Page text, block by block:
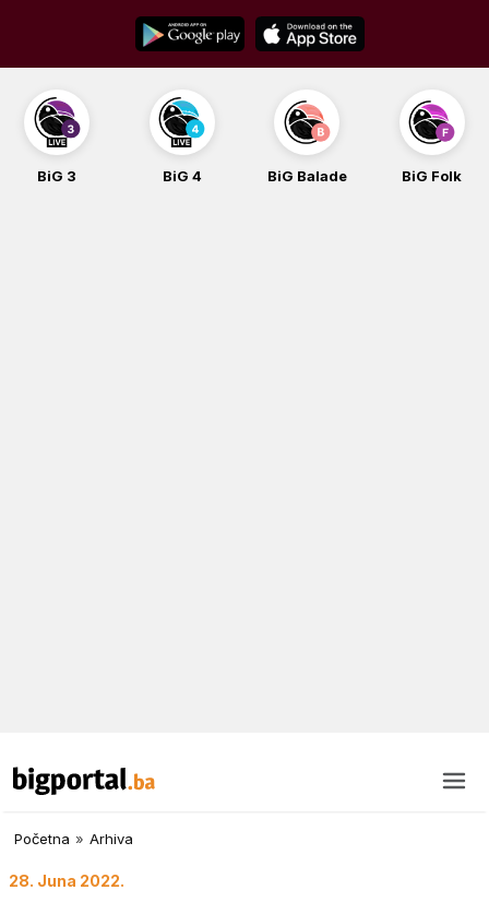
content
BiG 3 BiG 4 BiG Balade BiG Folk
Početna » Arhiva
28. Juna 2022.